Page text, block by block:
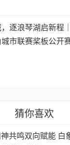
逐浪琴湖启新程
市联赛桨板公开
猜你喜欢
共鸣双向赋能 白